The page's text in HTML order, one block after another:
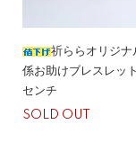
祈ららオリジナ
係お助けブレスレッ
センチ
SOLD OUT